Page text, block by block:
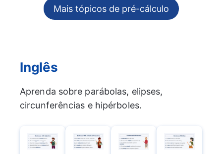
Mais tópicos de pré-cálculo
Inglês
Aprenda sobre parábolas, elipses,
circunferências e hipérboles.